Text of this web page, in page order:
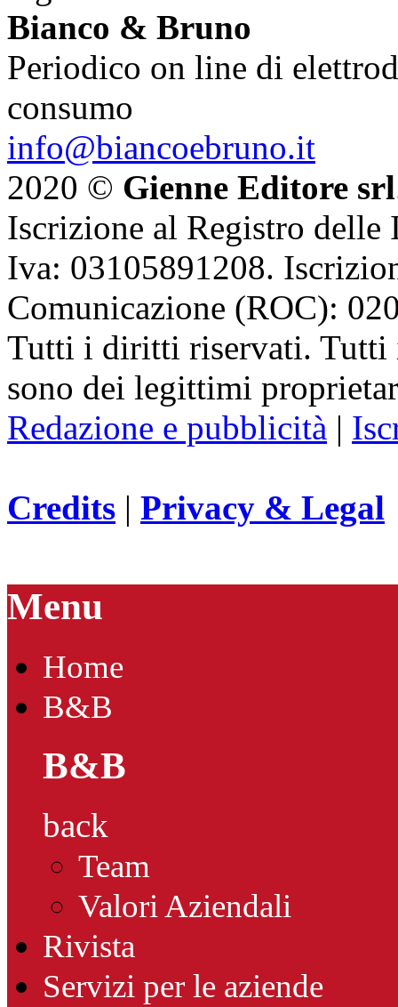
Bianco & Bruno
Periodico on line di
consumo
info@biancoebruno.it
2020 © Gienne Editore srl
Iscrizione al Registro delle
Iva: 03105891208.
Comunicazione (ROC):
Tutti i diritti riservati. Tutti
sono dei legittimi
Redazione e pubblicità |
Credits | Privacy & Legal
Menu
Home
B&B
B&B
back
Team
Valori Aziendali
Rivista
Servizi per le aziende